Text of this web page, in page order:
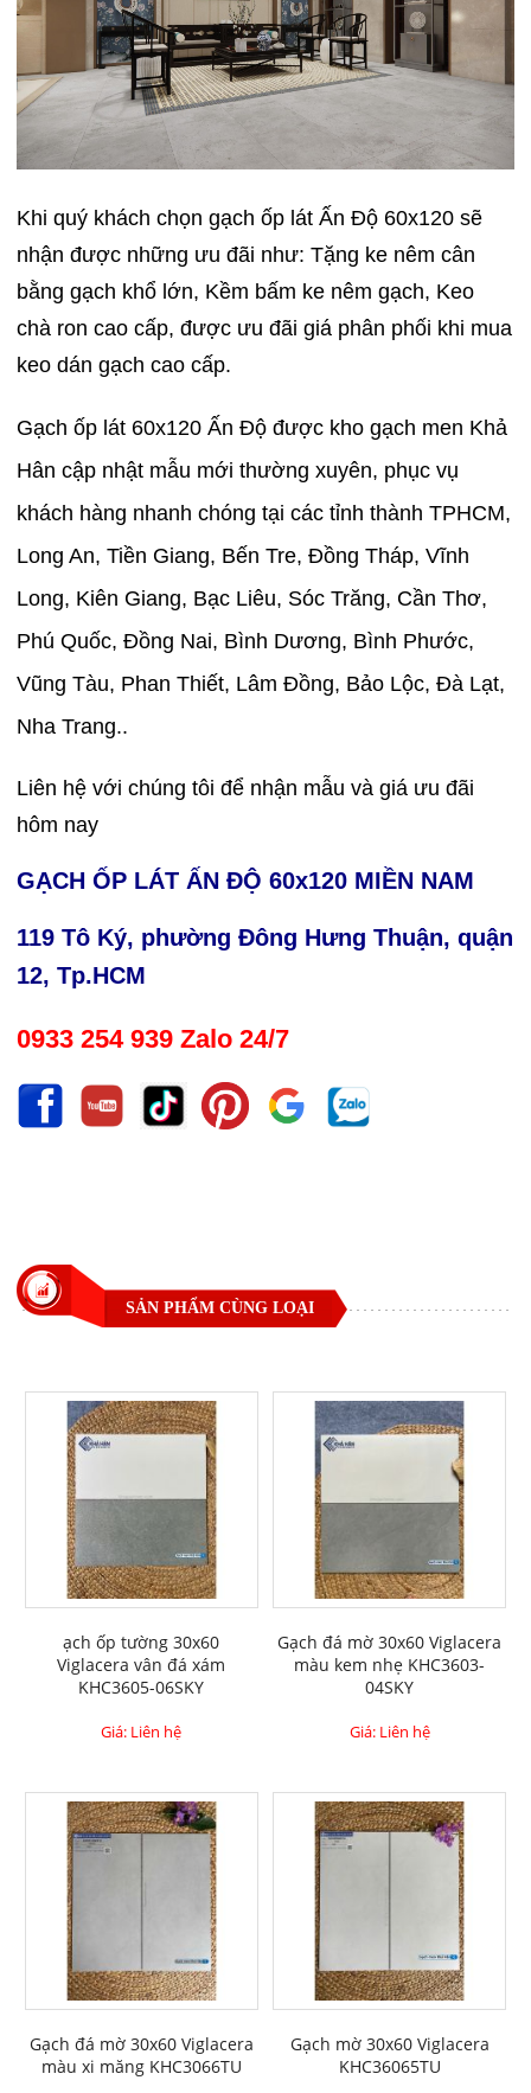
Khi quý khách chọn gạch ốp lát Ấn Độ 60x120 sẽ
nhận được những ưu đãi như: Tặng ke nêm cân
bằng gạch khổ lớn, Kềm bấm ke nêm gạch, Keo
chà ron cao cấp, được ưu đãi giá phân phối khi mua
keo dán gạch cao cấp.
Gạch ốp lát 60x120 Ấn Độ được kho gạch men Khả
Hân cập nhật mẫu mới thường xuyên, phục vụ
khách hàng nhanh chóng tại các tỉnh thành TPHCM,
Long An, Tiền Giang, Bến Tre, Đồng Tháp, Vĩnh
Long, Kiên Giang, Bạc Liêu, Sóc Trăng, Cần Thơ,
Phú Quốc, Đồng Nai, Bình Dương, Bình Phước,
Vũng Tàu, Phan Thiết, Lâm Đồng, Bảo Lộc, Đà Lạt,
Nha Trang..
Liên hệ với chúng tôi để nhận mẫu và giá ưu đãi
hôm nay
GẠCH ỐP LÁT ẤN ĐỘ 60x120 MIỀN NAM
119 Tô Ký, phường Đông Hưng Thuận, quận
12, Tp.HCM
0933 254 939 Zalo 24/7
SẢN PHẨM CÙNG LOẠI
ạch ốp tường 30x60
Viglacera vân đá xám
KHC3605-06SKY
Giá: Liên hệ
Gạch đá mờ 30x60 Viglacera
màu kem nhẹ KHC3603-
04SKY
Giá: Liên hệ
Gạch đá mờ 30x60 Viglacera
màu xi măng KHC3066TU
Gạch mờ 30x60 Viglacera
KHC36065TU